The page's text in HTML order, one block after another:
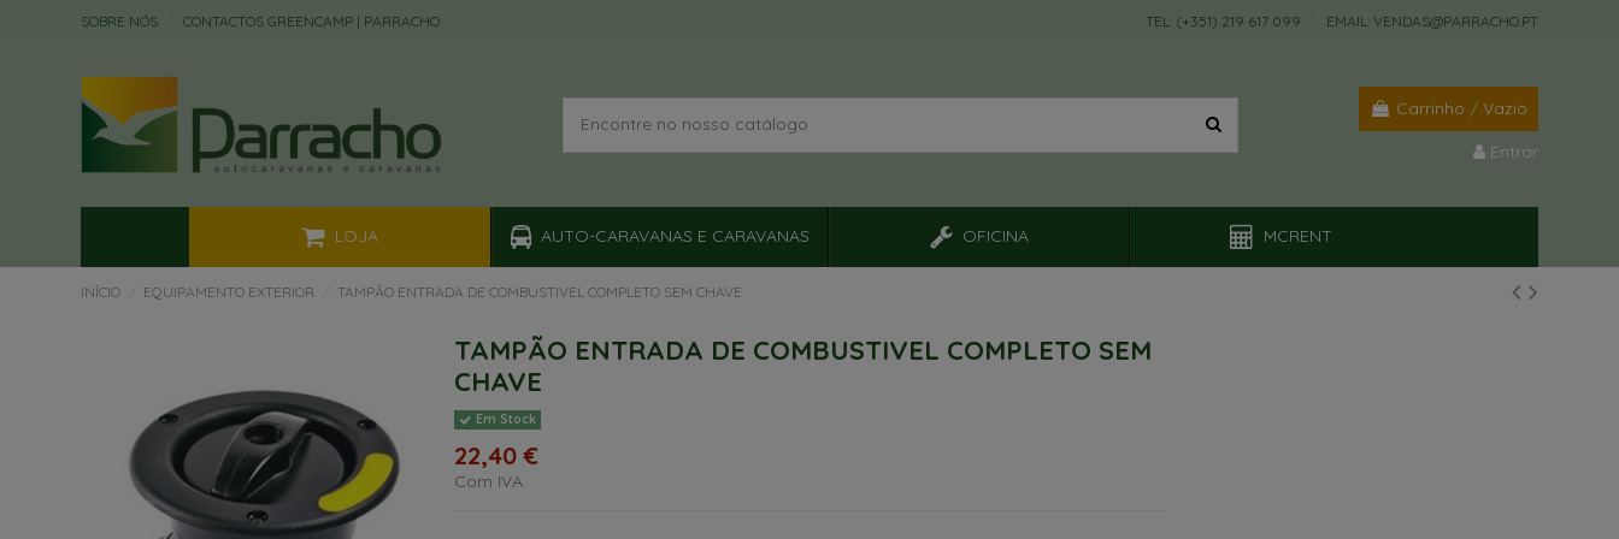
SOBRE NÓS CONTACTOS GREENCAMP | PARRACHO TEL: (+351) 219 617 099 EMAIL: VENDAS@PARRACHO.PT
Carrinho / Vazio
Entrar
LOJA AUTO-CARAVANAS E CARAVANAS OFICINA MCRENT
INÍCIO EQUIPAMENTO EXTERIOR TAMPÃO ENTRADA DE COMBUSTIVEL COMPLETO SEM CHAVE
TAMPÃO ENTRADA DE COMBUSTIVEL COMPLETO SEM
CHAVE
Em Stock
22,40 €
Com IVA